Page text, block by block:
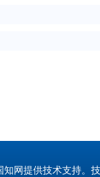
知网提供技术支持。